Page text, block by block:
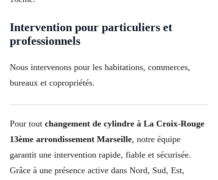
Intervention pour particuliers et
professionnels
Nous intervenons pour les habitations, commerces,
bureaux et copropriétés.
Pour tout changement de cylindre à La Croix-Rouge
13ème arrondissement Marseille, notre équipe
garantit une intervention rapide, fiable et sécurisée.
Grâce à une présence active dans Nord, Sud, Est,